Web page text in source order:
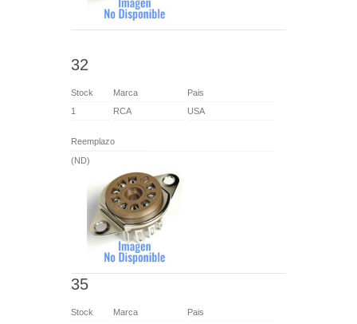
32
Stock Marca
Pais
1
RCA USA
Reemplazo
(ND)
35
Stock Marca
Pais